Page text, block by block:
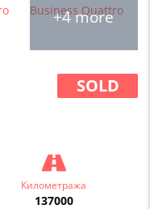
SOLD
+4 more
Километража
137000